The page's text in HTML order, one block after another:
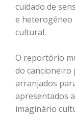
cuidado de
e heterogéneo
cultural.
O reportório
do cancioneiro
arranjados
apresentados
imaginário